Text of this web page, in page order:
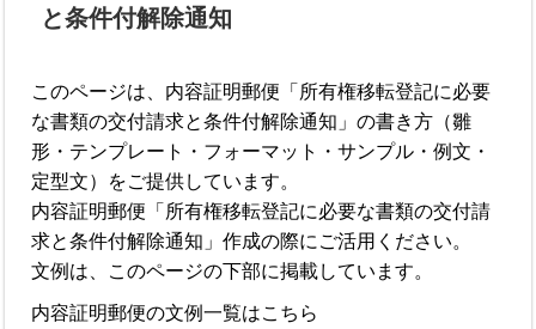
と条件付解除通知
このページは、内容証明郵便「所有権移転登記に必要
な書類の交付請求と条件付解除通知」の書き方（雛
形・テンプレート・フォーマット・サンプル・例文・
定型文）をご提供しています。
内容証明郵便「所有権移転登記に必要な書類の交付請
求と条件付解除通知」作成の際にご活用ください。
文例は、このページの下部に掲載しています。
内容証明郵便の文例一覧はこちら